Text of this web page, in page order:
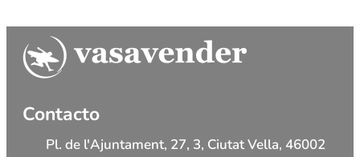
Contacto
Pl. de l'Ajuntament, 27, 3, Ciutat Vella, 46002